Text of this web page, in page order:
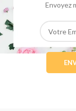
Envoyez